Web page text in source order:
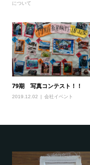
について
79期 写真コンテスト！！
2019.12.02 会社イベント